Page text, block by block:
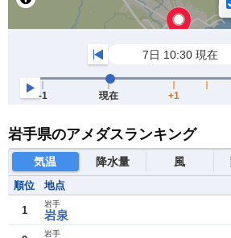
岩手県のアメダスランキング
気温 降水量 風
順位 地点
1 岩泉
岩手
岩手